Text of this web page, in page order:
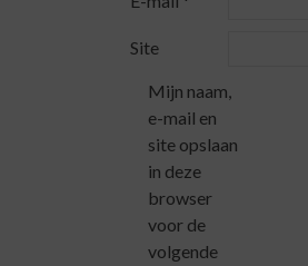
Site
Mijn naam,
e-mail en
site opslaan
in deze
browser
voor de
volgende